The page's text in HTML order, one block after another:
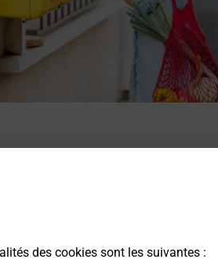
des cookies sont les suivantes :